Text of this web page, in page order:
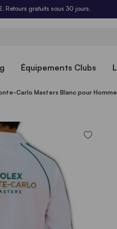
Retours gratuits sous 30 jours.
Équipements Clubs
Carlo Masters Blanc pour Homme